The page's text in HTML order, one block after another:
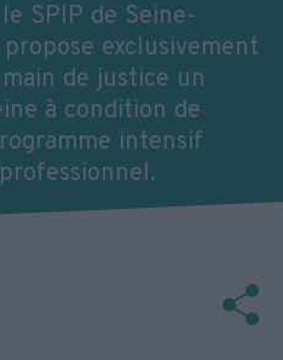
SPIP de Seine-
exclusivement
de justice un
à condition de
intensif